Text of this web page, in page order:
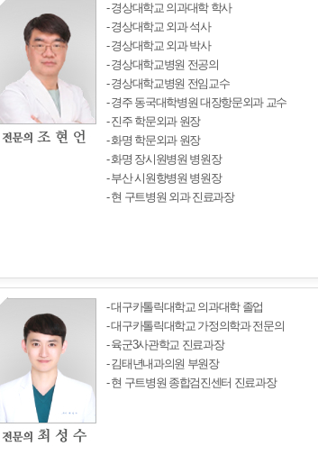
- 경상대학교 의과대학 학사
- 경상대학교 외과 석사
- 경상대학교 외과 박사
- 경상대학교병원 전공의
- 경상대학교병원 전임교수
- 경주 동국대학병원 대장항문외과 교수
- 진주 학문외과 원장
- 화명 학문외과 원장
- 화명 장시원병원 병원장
- 부산 시원항병원 병원장
- 현 구트병원 외과 진료과장
- 대구카톨릭대학교 의과대학 졸업
- 대구카톨릭대학교 가정의학과 전문의
- 육군3사관학교 진료과장
- 김태년내과의원 부원장
- 현 구트병원 종합검진센터 진료과장